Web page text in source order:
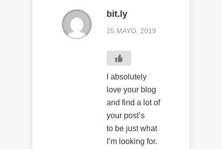
bit.ly
25 MAYO, 2019
I absolutely
love your blog
and find a lot of
your post’s
to be just what
I’m looking for.